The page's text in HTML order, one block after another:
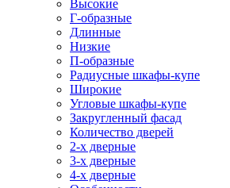
Высокие
Г-образные
Длинные
Низкие
П-образные
Радиусные шкафы-купе
Широкие
Угловые шкафы-купе
Закругленный фасад
Количество дверей
2-х дверные
3-х дверные
4-х дверные